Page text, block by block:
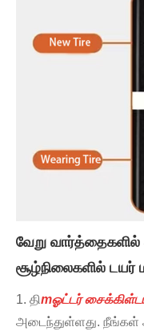
வேறு வார்த்தைகளில்
சூழ்நிலைகளில் டயர்
1. திmஓட்டர் சைக்கிள்
அடைந்துள்ளது. நீங்கள்